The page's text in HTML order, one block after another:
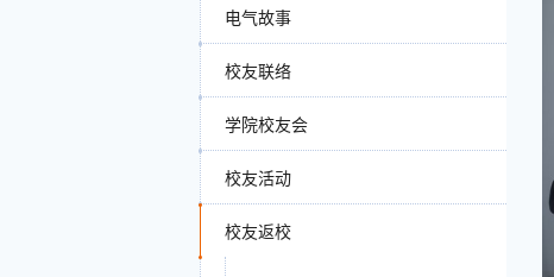
管理与服务
电气故事
校友联络
学院校友会
校友活动
校友返校